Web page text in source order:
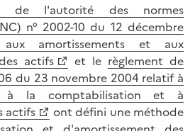
de l'autorité des normes
n° 2002-10 du 12 décembre
amortissements et aux
actifs
et le règlement de
du 23 novembre 2004 relatif à
à la comptabilisation et à
actifs
ont défini une méthode